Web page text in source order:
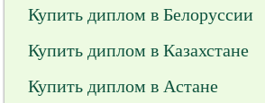
Купить диплом в Белоруссии
Купить диплом в Казахстане
Купить диплом в Астане